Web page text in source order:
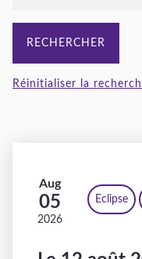
RECHERCHER
Réinitialiser la
Aug
05
2026
Eclipse